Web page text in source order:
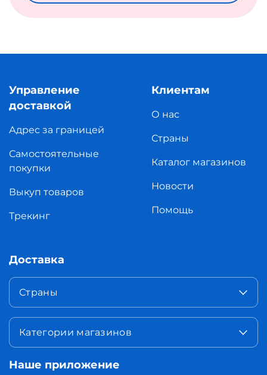
Управление
доставкой
Адрес за границей
Самостоятельные
покупки
Выкуп товаров
Трекинг
Клиентам
О нас
Страны
Каталог магазинов
Новости
Помощь
Доставка
Страны
Категории магазинов
Наше приложение